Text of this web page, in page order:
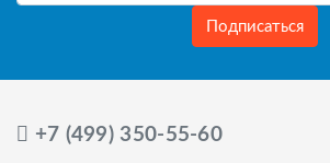
Подписаться
+7 (499) 350-55-60